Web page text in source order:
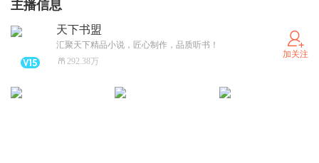
主播信息
天下书盟
汇聚天下精品小说，匠心制作，品质听书！
292.38万
加关注